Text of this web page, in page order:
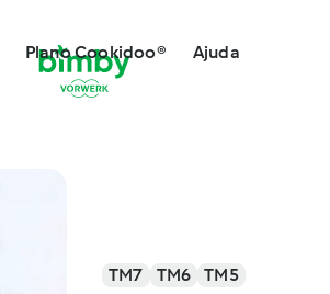
Plano Cookidoo® Ajuda
TM7 TM6 TM5